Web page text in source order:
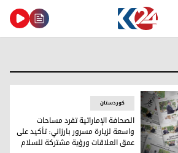
کوردستان
الصحافة الإماراتية تفرد مساحات
واسعة لزيارة مسرور بارزاني: تأكيد على
عمق العلاقات ورؤية مشتركة للسلام